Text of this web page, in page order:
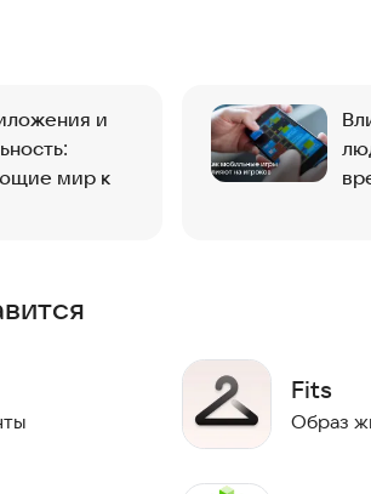
программы.
свой путь к продуктивности уже
и
мир к
Fits
Образ